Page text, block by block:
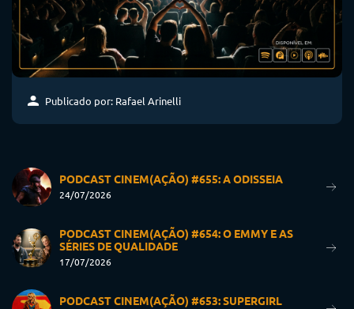
Publicado por: Rafael Arinelli
PODCAST CINEM(AÇÃO) #655: A ODISSEIA
24/07/2026
PODCAST CINEM(AÇÃO) #654: O EMMY E AS
SÉRIES DE QUALIDADE
17/07/2026
PODCAST CINEM(AÇÃO) #653: SUPERGIRL